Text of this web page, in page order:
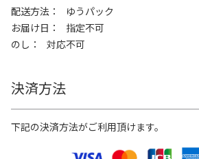
配送方法
ゆうパック
お届け日
指定不可
のし
対応不可
決済方法
下記の決済方法がご利用頂けます。